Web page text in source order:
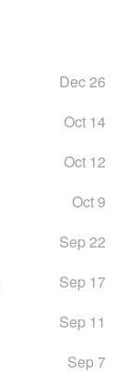
Dec 26
Oct 14
Oct 12
Oct 9
Sep 22
Sep 17
Sep 11
Sep 7